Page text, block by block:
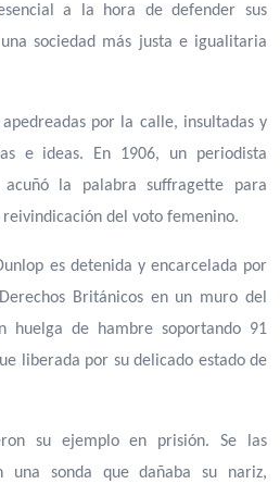
a la hora de defender sus
sociedad más justa e igualitaria
por la calle, insultadas y
e ideas. En 1906, un periodista
la palabra suffragette para
del voto femenino.
es detenida y encarcelada por
Británicos en un muro del
huelga de hambre soportando 91
liberada por su delicado estado de
su ejemplo en prisión. Se las
sonda que dañaba su nariz,